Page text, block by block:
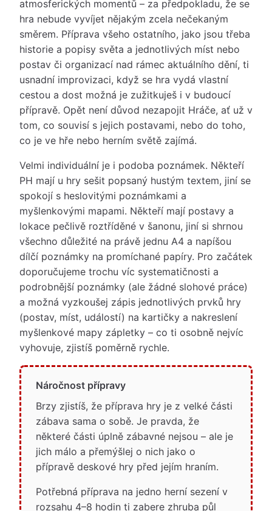
atmosferických momentů – za předpokladu, že se
hra nebude vyvíjet nějakým zcela nečekaným
směrem. Příprava všeho ostatního, jako jsou třeba
historie a popisy světa a jednotlivých míst nebo
postav či organizací nad rámec aktuálního dění, ti
usnadní improvizaci, když se hra vydá vlastní
cestou a dost možná je zužitkuješ i v budoucí
přípravě. Opět není důvod nezapojit Hráče, ať už v
tom, co souvisí s jejich postavami, nebo do toho,
co je ve hře nebo herním světě zajímá.
Velmi individuální je i podoba poznámek. Někteří
PH mají u hry sešit popsaný hustým textem, jiní se
spokojí s heslovitými poznámkami a
myšlenkovými mapami. Někteří mají postavy a
lokace pečlivě roztříděné v šanonu, jiní si shrnou
všechno důležité na právě jednu A4 a napíšou
dílčí poznámky na promíchané papíry. Pro začátek
doporučujeme trochu víc systematičnosti a
podrobnější poznámky (ale žádné slohové práce)
a možná vyzkoušej zápis jednotlivých prvků hry
(postav, míst, událostí) na kartičky a nakreslení
myšlenkové mapy zápletky – co ti osobně nejvíc
vyhovuje, zjistíš poměrně rychle.
Náročnost přípravy
Brzy zjistíš, že příprava hry je z velké části
zábava sama o sobě. Je pravda, že
některé části úplně zábavné nejsou – ale je
jich málo a přemýšlej o nich jako o
přípravě deskové hry před jejím hraním.
Potřebná příprava na jedno herní sezení v
rozsahu 4–8 hodin ti zabere zhruba půl